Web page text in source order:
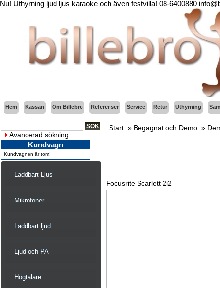
Nu! Uthyrning ljud ljus karaoke och även festvilla! 08-6400880
Hem Kassan Om Billebro Referenser Service Retur Uthyrning
Avancerad sökning
Kundvagn
Kundvagnen är tom!
Laddbart Ljus
Mikrofoner
Laddbart ljud
Ljud och PA
Högtalare
Start » Begagnat och Demo »
Focusrite Scarlett 2i2